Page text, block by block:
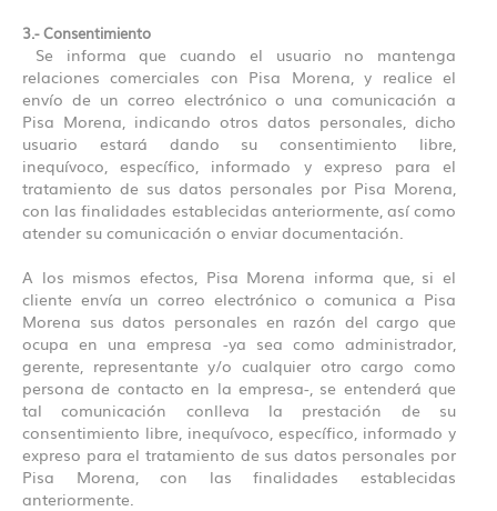
3.- Consentimiento
Se informa que cuando el usuario no mantenga
relaciones comerciales con Pisa Morena, y realice el
envío de un correo electrónico o una comunicación a
Pisa Morena, indicando otros datos personales, dicho
usuario estará dando su consentimiento libre,
inequívoco, específico, informado y expreso para el
tratamiento de sus datos personales por Pisa Morena,
con las finalidades establecidas anteriormente, así como
atender su comunicación o enviar documentación.
A los mismos efectos, Pisa Morena informa que, si el
cliente envía un correo electrónico o comunica a Pisa
Morena sus datos personales en razón del cargo que
ocupa en una empresa -ya sea como administrador,
gerente, representante y/o cualquier otro cargo como
persona de contacto en la empresa-, se entenderá que
tal comunicación conlleva la prestación de su
consentimiento libre, inequívoco, específico, informado y
expreso para el tratamiento de sus datos personales por
Pisa Morena, con las finalidades establecidas
anteriormente.